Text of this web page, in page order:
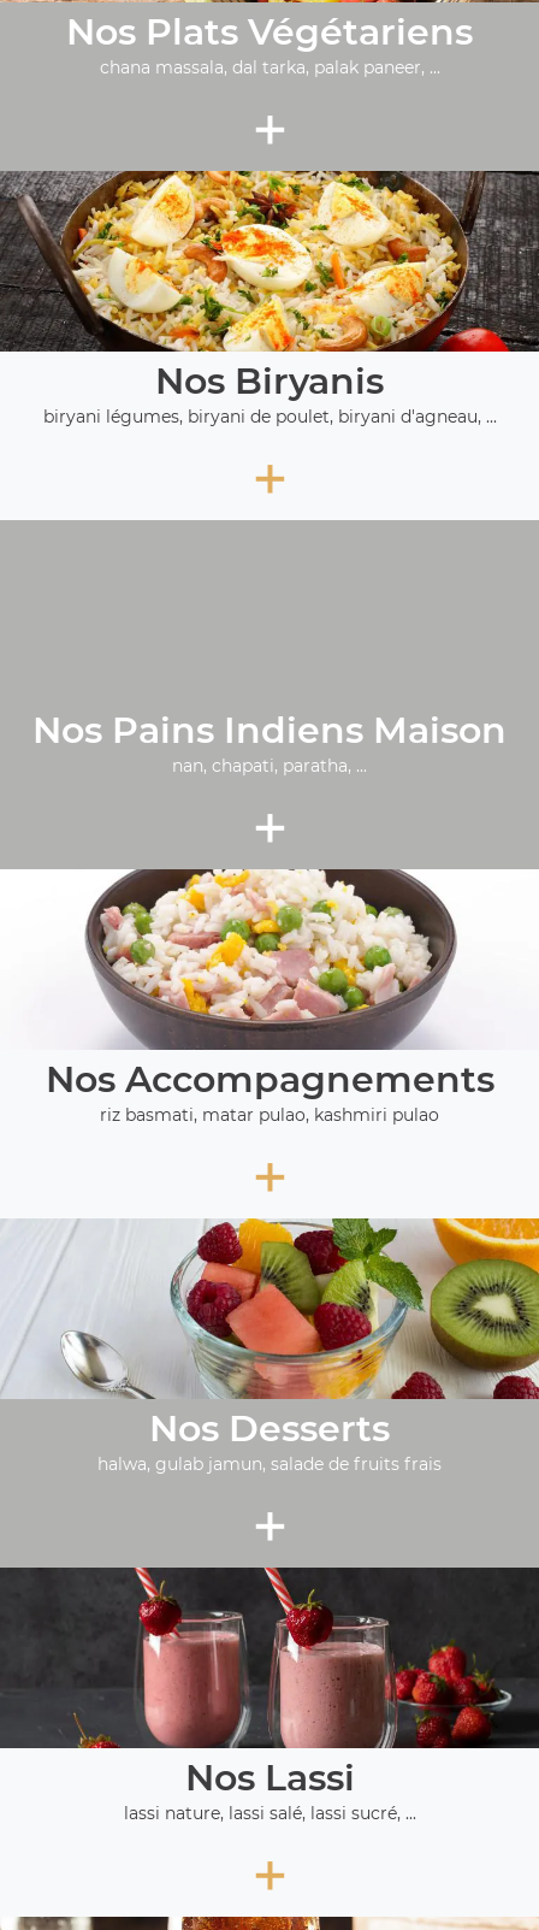
Nos Plats Végétariens
chana massala, dal tarka, palak paneer, ...
+
Nos Biryanis
biryani légumes, biryani de poulet, biryani d'agneau, ...
+
Nos Pains Indiens Maison
nan, chapati, paratha, ...
+
Nos Accompagnements
riz basmati, matar pulao, kashmiri pulao
+
Nos Desserts
halwa, gulab jamun, salade de fruits frais
+
Nos Lassi
lassi nature, lassi salé, lassi sucré, ...
+